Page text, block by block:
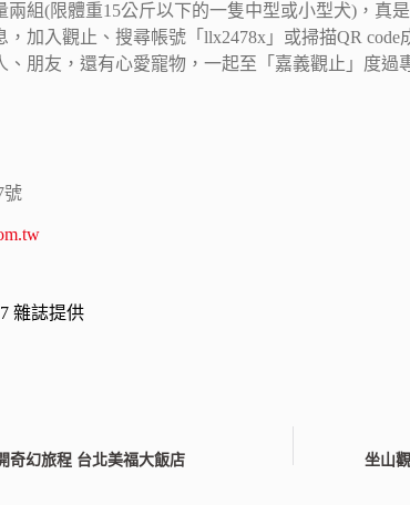
組(限體重15公斤以下的一隻中型或小型犬)，真
加入觀止、搜尋帳號「llx2478x」或掃描QR
、朋友，還有心愛寵物，一起至「嘉義觀止」度過
號
雜誌提供
奇幻旅程 台北美福大飯店 坐山